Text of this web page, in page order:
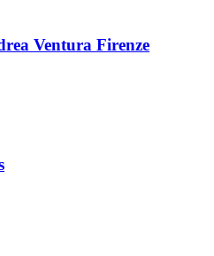
Ventura Firenze